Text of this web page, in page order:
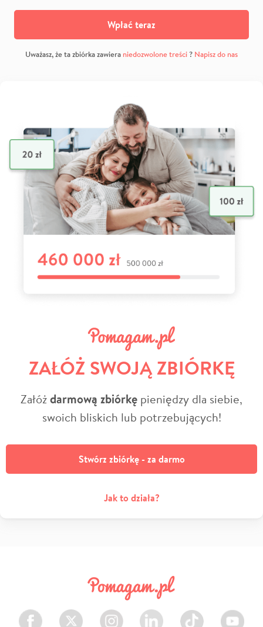
Wpłać teraz
Uważasz, że ta zbiórka zawiera niedozwolone treści? Napisz do nas
ZAŁÓŻ SWOJĄ ZBIÓRKĘ
Załóżdarmową zbiórkę pieniędzy dla siebie,
swoich bliskich lub potrzebujących!
Stwórz zbiórkę - za darmo
Jak to działa?
Facebook Twitter Instagram LinkedIn TikTok Youtube